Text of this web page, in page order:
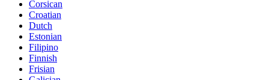
Corsican
Croatian
Dutch
Estonian
Filipino
Finnish
Frisian